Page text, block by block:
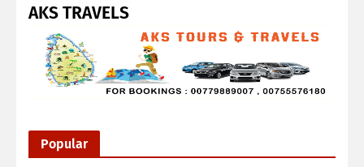
AKS TRAVELS
Popular